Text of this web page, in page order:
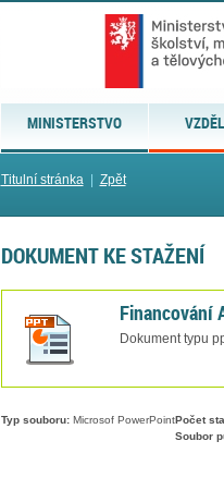
MINISTERSTVO
Titulní stránka| Zpět
DOKUMENT KE STAŽENÍ
Financování
Dokument typu
Typ souboru:Microsof PowerPointPočet
Soubor